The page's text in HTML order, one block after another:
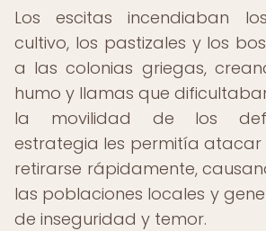
Los escitas incendiaban
cultivo, los pastizales y los
a las colonias griegas,
humo y llamas que
la movilidad de los
estrategia les permitía atacar
retirarse rápidamente,
las poblaciones locales y
de inseguridad y temor.